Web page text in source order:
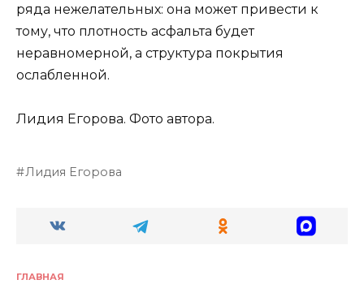
ряда нежелательных: она может привести к
тому, что плотность асфальта будет
неравномерной, а структура покрытия
ослабленной.
Лидия Егорова. Фото автора.
Лидия Егорова
ГЛАВНАЯ